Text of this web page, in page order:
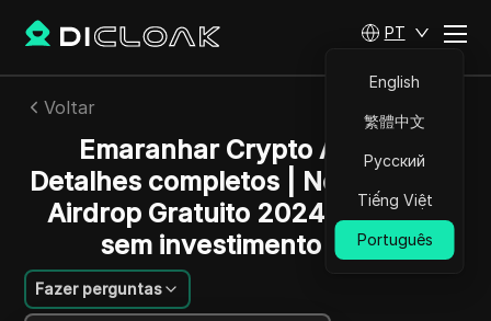
PT
English
繁體中文
Русский
Tiếng Việt
Português
Voltar
Emaranhar Crypto Airdrop
Detalhes completos | Novo Crypto
Airdrop Gratuito 2024 - Airdrop
sem investimento zero.
Fazer perguntas